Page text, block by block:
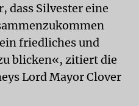
dass Silvester eine
friedliches und
blicken«, zitiert die
Lord Mayor Clover